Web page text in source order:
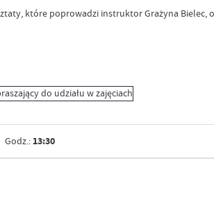
które poprowadzi instruktor Grażyna Bielec,
Godz.: 13:30